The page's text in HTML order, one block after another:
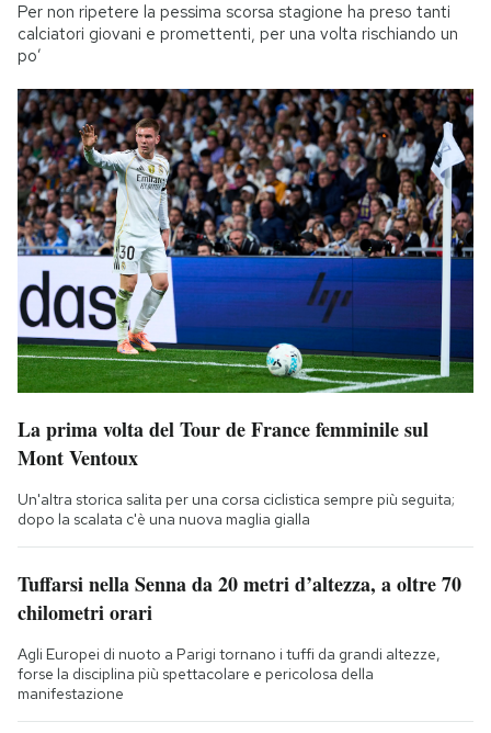
Per non ripetere la pessima scorsa stagione ha preso tanti
calciatori giovani e promettenti, per una volta rischiando un
po’
La prima volta del Tour de France femminile sul
Mont Ventoux
Un'altra storica salita per una corsa ciclistica sempre più seguita;
dopo la scalata c'è una nuova maglia gialla
Tuffarsi nella Senna da 20 metri d’altezza, a oltre 70
chilometri orari
Agli Europei di nuoto a Parigi tornano i tuffi da grandi altezze,
forse la disciplina più spettacolare e pericolosa della
manifestazione